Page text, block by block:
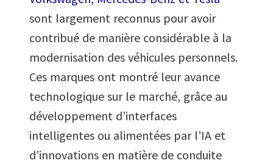
sont largement reconnus pour avoir
contribué de manière considérable à la
modernisation des véhicules personnels.
Ces marques ont montré leur avance
technologique sur le marché, grâce au
développement d’interfaces
intelligentes ou alimentées par l’IA et
d’innovations en matière de conduite